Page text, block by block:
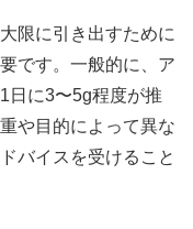
限に引き出すために
です。一般的に、ア
日に3〜5g程度が推
や目的によって異な
バイスを受けること